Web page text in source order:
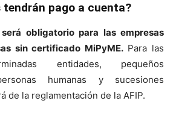
tendrán pago a cuenta?
obligatorio para las empresas
sin certificado MiPyME.Para las
entidades, pequeños
humanas y sucesiones
de la reglamentación de la AFIP.